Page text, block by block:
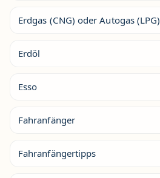
Erdgas (CNG) oder Autogas (LPG)
Erdöl
Esso
Fahranfänger
Fahranfängertipps